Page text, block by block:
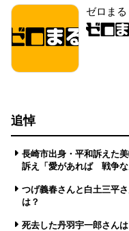
ゼロまる
追悼
長崎市出身・平和訴えた
訴え「愛があれば 戦争な
つげ義春さんと白土三平
は？
死去した丹羽宇一郎さん